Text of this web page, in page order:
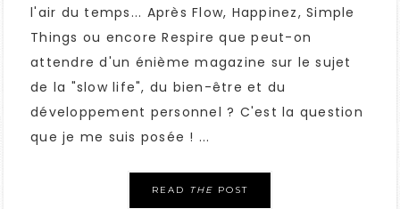
l'air du temps... Après Flow, Happinez, Simple
Things ou encore Respire que peut-on
attendre d'un énième magazine sur le sujet
de la "slow life", du bien-être et du
développement personnel ? C'est la question
que je me suis posée ! ...
READ THE POST